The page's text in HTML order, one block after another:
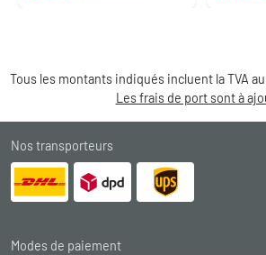
Tous les montants indiqués incluent la TVA
Les frais de port sont à
Nos transporteurs
Modes de paiement